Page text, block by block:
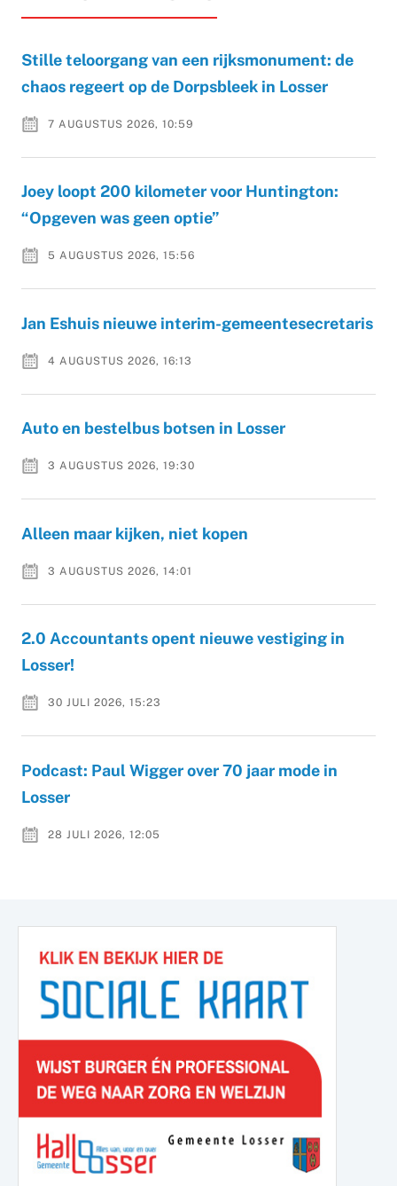
Stille teloorgang van een rijksmonument: de
chaos regeert op de Dorpsbleek in Losser
7 AUGUSTUS 2026, 10:59
Joey loopt 200 kilometer voor Huntington:
“Opgeven was geen optie”
5 AUGUSTUS 2026, 15:56
Jan Eshuis nieuwe interim-gemeentesecretaris
4 AUGUSTUS 2026, 16:13
Auto en bestelbus botsen in Losser
3 AUGUSTUS 2026, 19:30
Alleen maar kijken, niet kopen
3 AUGUSTUS 2026, 14:01
2.0 Accountants opent nieuwe vestiging in
Losser!
30 JULI 2026, 15:23
Podcast: Paul Wigger over 70 jaar mode in
Losser
28 JULI 2026, 12:05